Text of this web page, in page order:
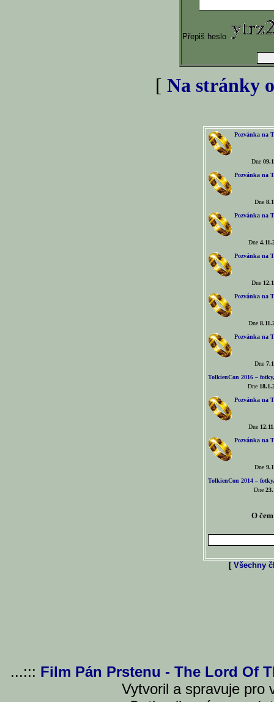
Přepiš heslo
[ Na stránky
Pozvánka na
Dne
Pozvánka na
Dne
Pozvánka na
Dne
Pozvánka na
Dne
Pozvánka na
Dne
Pozvánka na
Dne
TolkienCon 2016 –
Dne
Pozvánka na
Dne
Pozvánka na
Dne
TolkienCon 2014 –
Dne
O
[ Všechny
...::: Film Pán Prstenu - The Lord Of
Vytvoril a spravuje pro